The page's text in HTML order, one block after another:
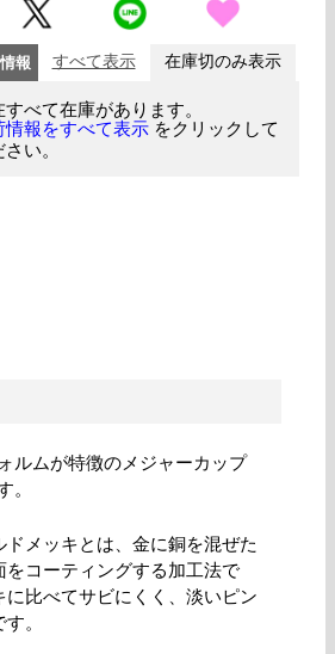
報 すべて表示 在庫切のみ表示
べて在庫があります。
情報をすべて表示 をクリックして
い。
ルムが特徴のメジャーカップ
ドメッキとは、金に銅を混ぜた
をコーティングする加工法で
に比べてサビにくく、淡いピン
。